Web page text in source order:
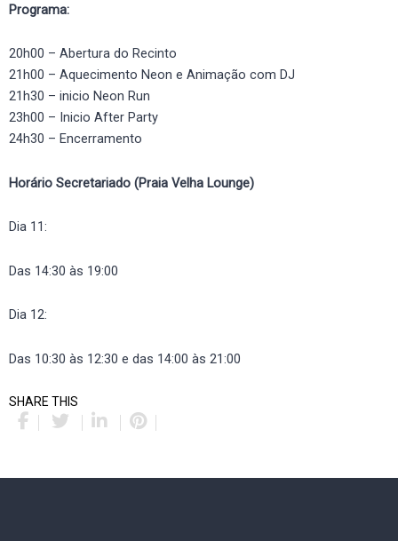
Programa:
20h00 – Abertura do Recinto
21h00 – Aquecimento Neon e Animação com DJ
21h30 – inicio Neon Run
23h00 – Inicio After Party
24h30 – Encerramento
Horário Secretariado (Praia Velha Lounge)
Dia 11:
Das 14:30 às 19:00
Dia 12:
Das 10:30 às 12:30 e das 14:00 às 21:00
SHARE THIS